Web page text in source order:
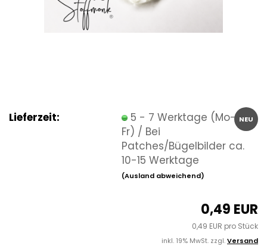
NEU
Lieferzeit:
5 - 7 Werktage (Mo-
Fr) / Bei
Patches/Bügelbilder ca.
10-15 Werktage
(Ausland abweichend)
0,49 EUR
0,49 EUR pro Stück
inkl. 19% MwSt. zzgl.Versand